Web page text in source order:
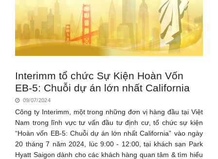
Interimm tổ chức Sự Kiện Hoàn Vốn
EB-5: Chuỗi dự án lớn nhất California
09/07/2024
Công ty Interimm, một trong những đơn vị hàng đầu tại Việt
Nam trong lĩnh vực tư vấn đầu tư định cư, tổ chức sự kiện
“Hoàn vốn EB-5: Chuỗi dự án lớn nhất California” vào ngày
20 tháng 7 năm 2024, lúc 9:00 - 12:00, tại khách sạn Park
Hyatt Saigon dành cho các khách hàng quan tâm & tìm hiểu